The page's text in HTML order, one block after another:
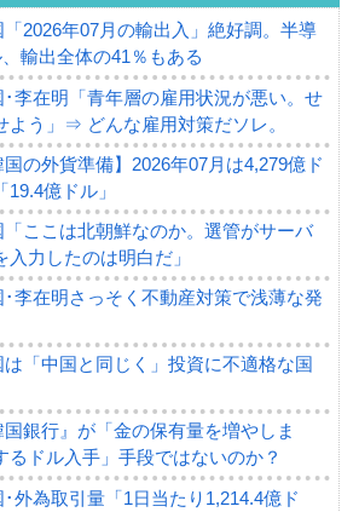
「2026年07月の輸出入」絶好調。半導
輸出全体の41％もある
･李在明「青年層の雇用状況が悪い。せ
よう」⇒ どんな雇用対策だソレ。
国の外貨準備】2026年07月は4,279億ド
億ドル」
「ここは北朝鮮なのか。選管がサーバ
力したのは明白だ」
･李在明さっそく不動産対策で浅薄な発
は「中国と同じく」投資に不適格な国
国銀行』が「金の保有量を増やしま
ドル入手」手段ではないのか？
･外為取引量「1日当たり1,214.4億ド